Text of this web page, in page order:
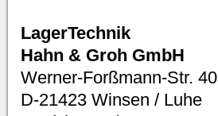
LagerTechnik
Hahn & Groh GmbH
Werner-Forßmann-Str. 40
D-21423 Winsen / Luhe